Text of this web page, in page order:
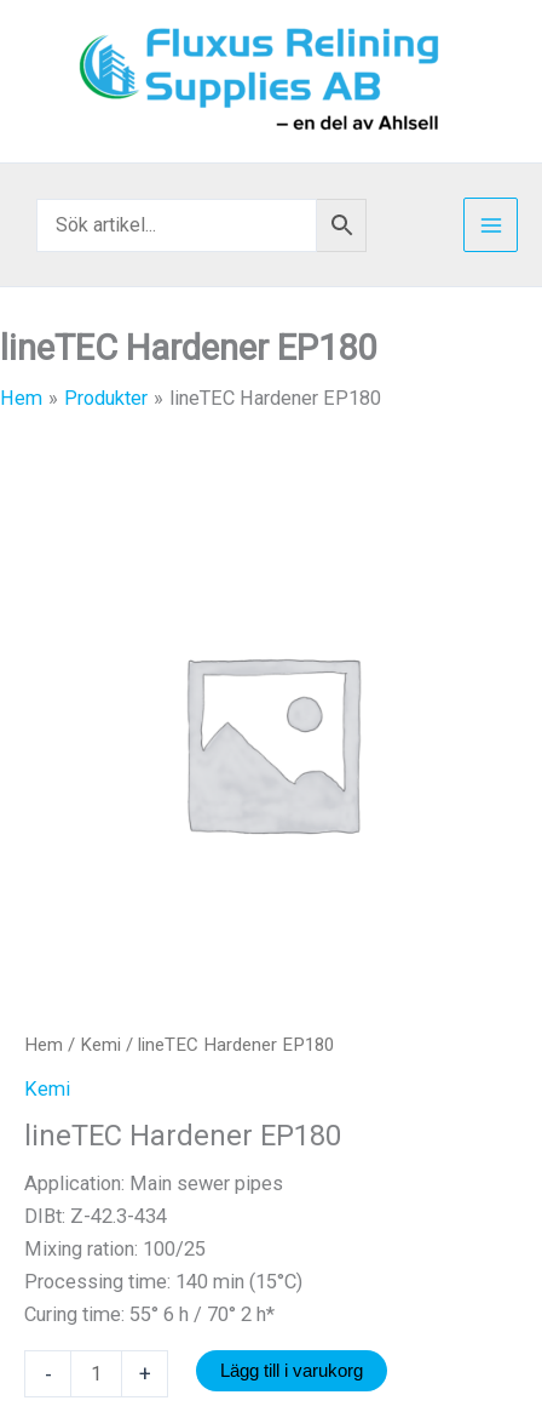
lineTEC Hardener EP180
Hem Produkter lineTEC Hardener EP180
Hem / Kemi / lineTEC Hardener EP180
Kemi
lineTEC Hardener EP180
Application: Main sewer pipes
DIBt: Z-42.3-434
Mixing ration: 100/25
Processing time: 140 min (15°C)
Curing time: 55° 6 h / 70° 2 h*
-
Hardener
+ Lägg till i varukorg